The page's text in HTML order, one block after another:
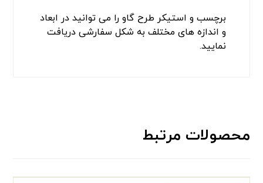
برچسب و استیکر طرح گاو را می توانید در ابعاد
و اندازه های مختلف به شکل سفارشی دریافت
نمایید.
محصولات مرتبط